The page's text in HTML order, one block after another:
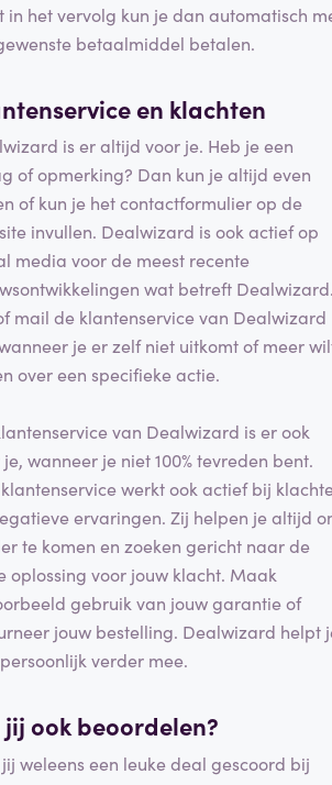
in het vervolg kun je dan automatisch
betaalmiddel betalen.
en klachten
is er altijd voor je. Heb je een
of opmerking? Dan kun je altijd even
of kun je het contactformulier op de
invullen. Dealwizard is ook actief op
media voor de meest recente
wat betreft
mail de klantenservice van Dealwizard
je er zelf niet uitkomt of meer
over een specifieke actie.
van Dealwizard is er ook
wanneer je niet 100% tevreden bent.
werkt ook actief bij
ervaringen. Zij helpen je altijd
te komen en zoeken gericht naar de
oplossing voor jouw klacht. Maak
gebruik van jouw garantie of
jouw bestelling. Dealwizard helpt
verder mee.
ook beoordelen?
weleens een leuke deal gescoord bij